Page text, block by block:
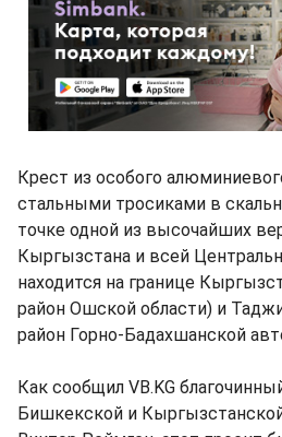
Крест из особого
стальными тросиками в
точке одной из высочайших
Кыргызстана и всей
находится на границе
район Ошской области) и
район Горно-Бадахшанской
Как сообщил VB.KG
Бишкекской и